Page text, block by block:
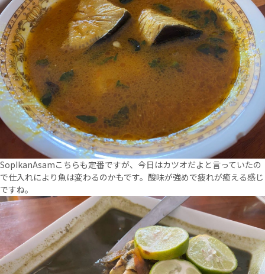
SopIkanAsamこちらも定番ですが、今日はカツオだよと言っていたの
で仕入れにより魚は変わるのかもです。酸味が強めで疲れが癒える感じ
ですね。